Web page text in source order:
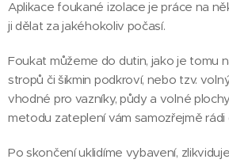
Aplikace foukané izolace je práce na
ji dělat za jakéhokoliv počasí.
Foukat můžeme do dutin, jako je tomu
stropů či šikmin podkroví, nebo tzv.
vhodné pro vazníky, půdy a volné
metodu zateplení vám samozřejmě rádi
Po skončení uklidíme vybavení,